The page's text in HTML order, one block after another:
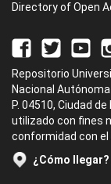
Directory of Open
Repositorio
Nacional
P. 04510, Ciudad
utilizado con fines
conformidad con el
¿Cómo llegar?